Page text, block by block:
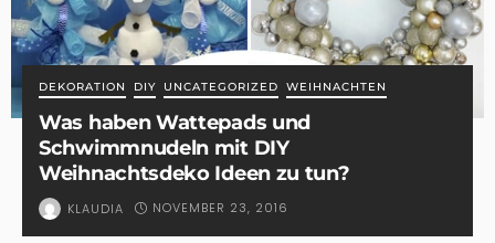
DEKORATION DIY UNCATEGORIZED WEIHNACHTEN
Was haben Wattepads und
Schwimmnudeln mit DIY
Weihnachtsdeko Ideen zu tun?
KLAUDIA NOVEMBER 23, 2016